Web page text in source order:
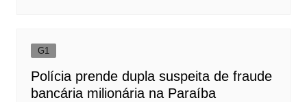
G1
Polícia prende dupla suspeita de fraude
bancária milionária na Paraíba